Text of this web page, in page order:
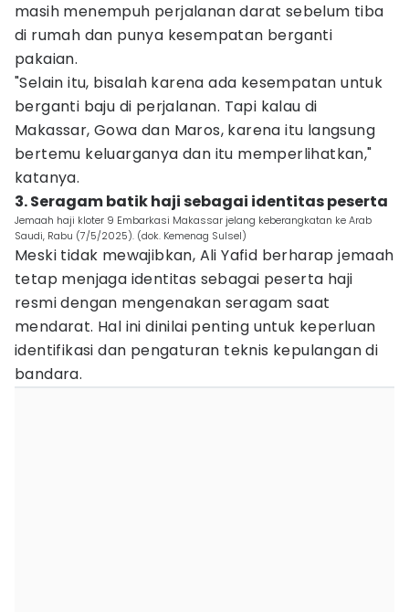
masih menempuh perjalanan darat sebelum tiba
di rumah dan punya kesempatan berganti
pakaian.
"Selain itu, bisalah karena ada kesempatan untuk
berganti baju di perjalanan. Tapi kalau di
Makassar, Gowa dan Maros, karena itu langsung
bertemu keluarganya dan itu memperlihatkan,"
katanya.
3. Seragam batik haji sebagai identitas peserta
Jemaah haji kloter 9 Embarkasi Makassar jelang keberangkatan ke Arab
Saudi, Rabu (7/5/2025). (dok. Kemenag Sulsel)
Meski tidak mewajibkan, Ali Yafid berharap jemaah
tetap menjaga identitas sebagai peserta haji
resmi dengan mengenakan seragam saat
mendarat. Hal ini dinilai penting untuk keperluan
identifikasi dan pengaturan teknis kepulangan di
bandara.